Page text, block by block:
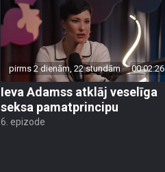
pirms 2 dienām, 22 stundām 00:02:26
Ieva Adamss atklāj veselīga
seksa pamatprincipu
6. epizode